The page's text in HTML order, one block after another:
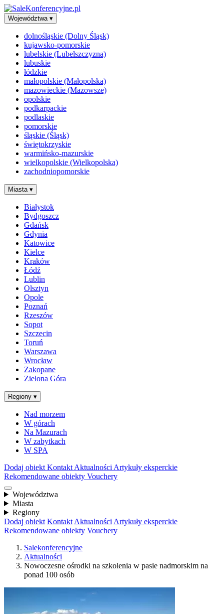
Województwa ▾
dolnośląskie (Dolny Śląsk)
kujawsko-pomorskie
lubelskie (Lubelszczyzna)
lubuskie
łódzkie
małopolskie (Małopolska)
mazowieckie (Mazowsze)
opolskie
podkarpackie
podlaskie
pomorskie
śląskie (Śląsk)
świętokrzyskie
warmińsko-mazurskie
wielkopolskie (Wielkopolska)
zachodniopomorskie
Miasta ▾
Białystok
Bydgoszcz
Gdańsk
Gdynia
Katowice
Kielce
Kraków
Łódź
Lublin
Olsztyn
Opole
Poznań
Rzeszów
Sopot
Szczecin
Toruń
Warszawa
Wrocław
Zakopane
Zielona Góra
Regiony ▾
Nad morzem
W górach
Na Mazurach
W zabytkach
W SPA
Dodaj obiekt Kontakt Aktualności Artykuły eksperckie
Rekomendowane obiekty Vouchery
Województwa
Miasta
Regiony
Dodaj obiekt Kontakt Aktualności Artykuły eksperckie
Rekomendowane obiekty Vouchery
Salekonferencyjne
Aktualności
Nowoczesne ośrodki na szkolenia w pasie nadmorskim na
ponad 100 osób